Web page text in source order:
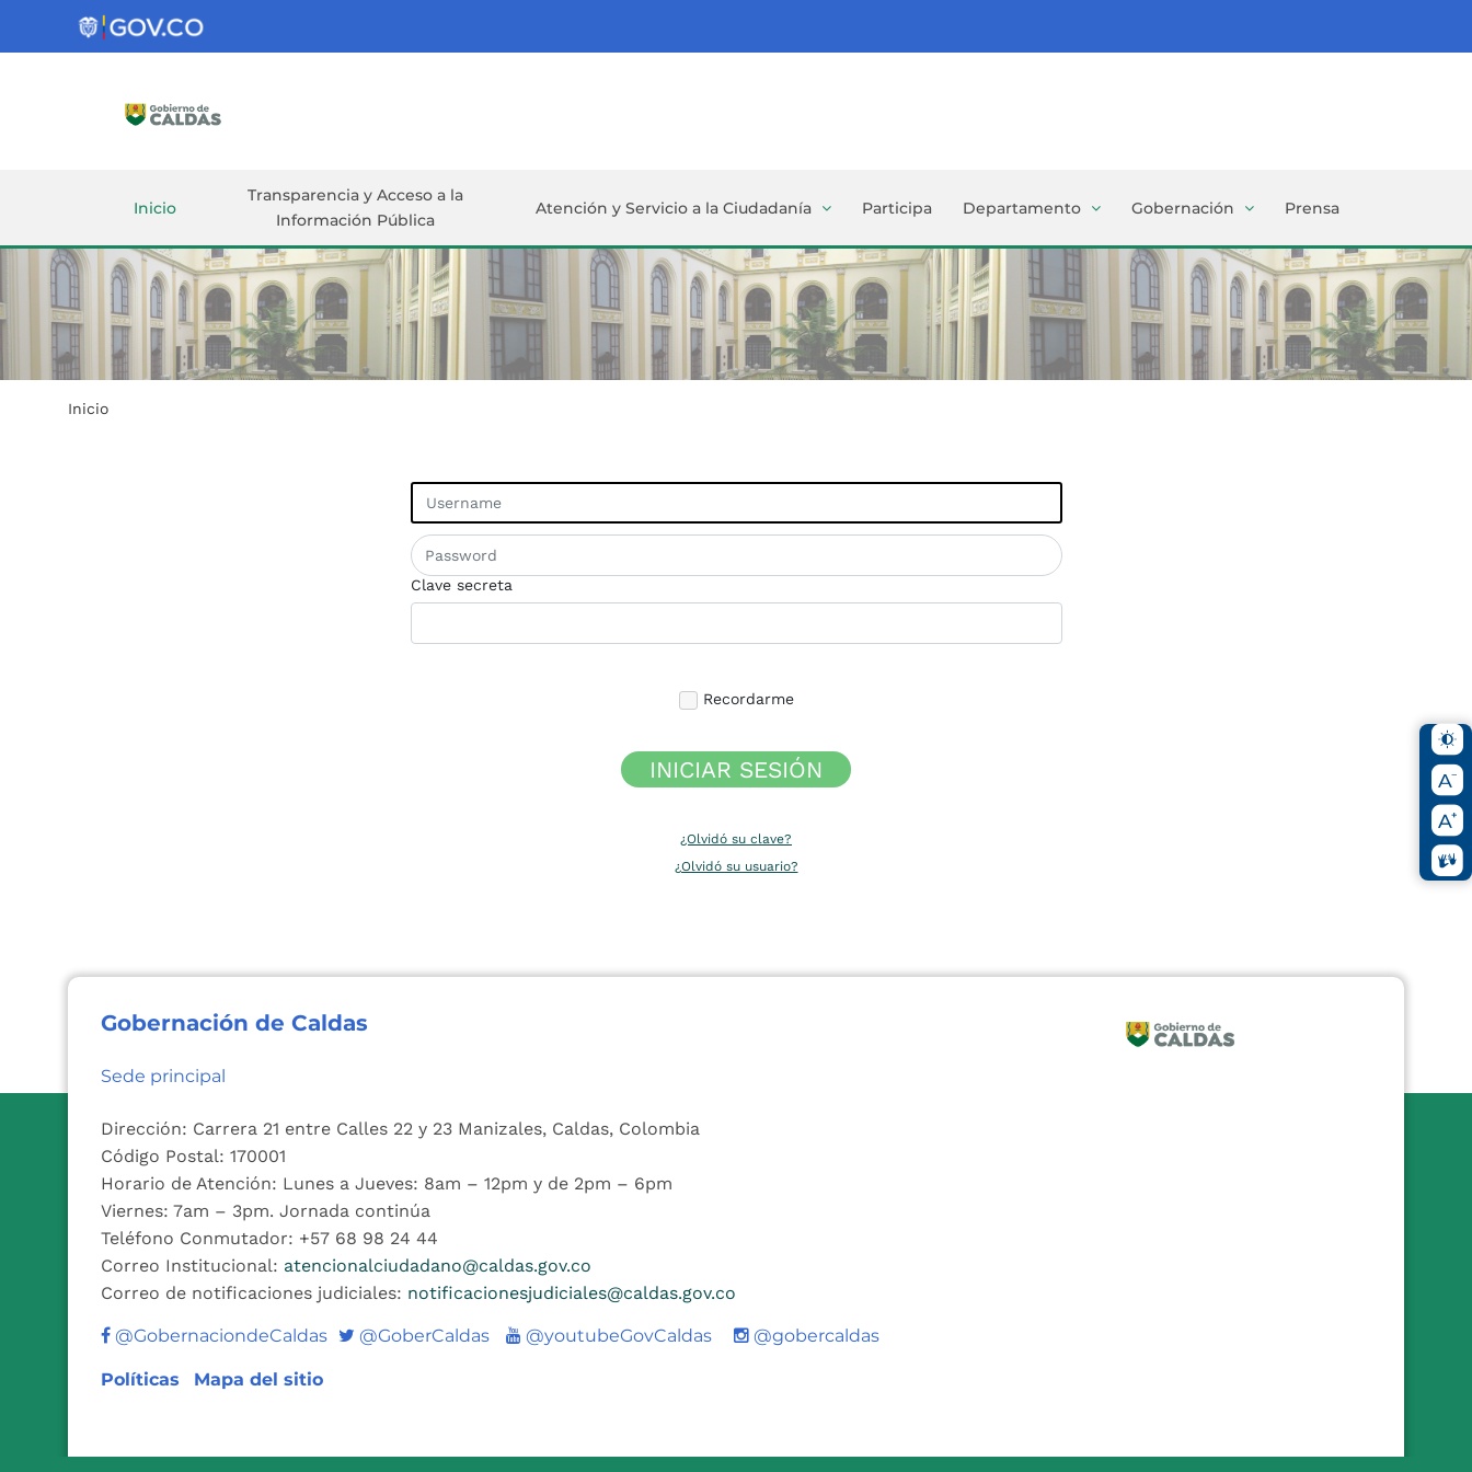
Gobernación
Inicio
Transparencia y Acceso a la
Información Pública
Atención y Servicio a la Ciudadanía Participa Departamento Gobernación Prensa
Inicio
Clave secreta
Recordarme
INICIAR SESIÓN
¿Olvidó su clave?
¿Olvidó su usuario?
Gobernación de Caldas
Sede principal
Dirección: Carrera 21 entre Calles 22 y 23 Manizales, Caldas, Colombia
Código Postal: 170001
Horario de Atención: Lunes a Jueves: 8am – 12pm y de 2pm – 6pm
Viernes: 7am – 3pm. Jornada continúa
Teléfono Conmutador: +57 68 98 24 44
Correo Institucional: atencionalciudadano@caldas.gov.co
Correo de notificaciones judiciales: notificacionesjudiciales@caldas.gov.co
@GobernaciondeCaldas Twitter
@GoberCaldas Youtube
@youtubeGovCaldas @gobercaldas
Políticas Mapa del sitio